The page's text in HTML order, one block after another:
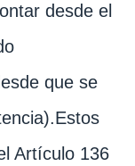
desde el
que se
Artículo 136